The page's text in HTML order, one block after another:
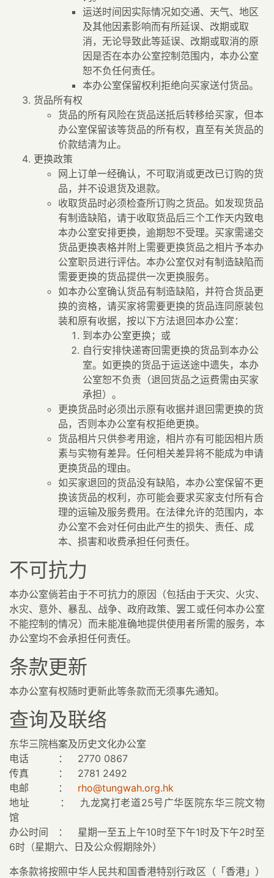
运送时间因实际情况如交通、天气、地区
及其他因素影响而有所延误、改期或取
消，无论导致此等延误、改期或取消的原
因是否在本办公室控制范围内，本办公室
恕不负任何责任。
本办公室保留权利拒绝向买家送付货品。
货品所有权
货品的所有风险在货品送抵后转移给买家，但本
办公室保留该等货品的所有权，直至有关货品的
价款结清为止。
更换政策
网上订单一经确认，不可取消或更改已订购的货
品，并不设退货及退款。
收取货品时必须检查所订购之货品。如发现货品
有制造缺陷，请于收取货品后三个工作天内致电
本办公室安排更换，逾期恕不受理。买家需递交
货品更换表格并附上需要更换货品之相片予本办
公室职员进行评估。本办公室仅对有制造缺陷而
需要更换的货品提供一次更换服务。
如本办公室确认货品有制造缺陷，并符合货品更
换的资格，请买家将需要更换的货品连同原装包
装和原有收据，按以下方法退回本办公室：
到本办公室更换；或
自行安排快递寄回需更换的货品到本办公
室。如更换的货品于运送途中遗失，本办
公室恕不负责（退回货品之运费需由买家
承担）。
更换货品时必须出示原有收据并退回需更换的货
品，否则本办公室有权拒绝更换。
货品相片只供参考用途，相片亦有可能因相片质
素与实物有差异。任何相关差异将不能成为申请
更换货品的理由。
如买家退回的货品没有缺陷，本办公室保留不更
换该货品的权利，亦可能会要求买家支付所有合
理的运输及服务费用。在法律允许的范围内，本
办公室不会对任何由此产生的损失、责任、成
本、损害和收费承担任何责任。
不可抗力
本办公室倘若由于不可抗力的原因（包括由于天灾、火灾、
水灾、意外、暴乱、战争、政府政策、罢工或任何本办公室
不能控制的情况）而未能准确地提供使用者所需的服务，本
办公室均不会承担任何责任。
条款更新
本办公室有权随时更新此等条款而无须事先通知。
查询及联络
东华三院档案及历史文化办公室
电话 ： 2770 0867
传真 ： 2781 2492
电邮 ： rho@tungwah.org.hk
地址 ： 九龙窝打老道25号广华医院东华三院文物
馆
办公时间 ： 星期一至五上午10时至下午1时及下午2时至
6时（星期六、日及公众假期除外）
本条款将按照中华人民共和国香港特别行政区（「香港」）